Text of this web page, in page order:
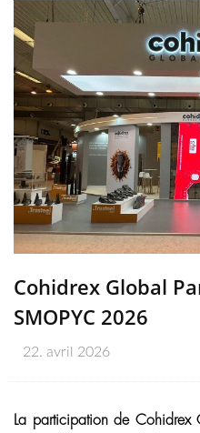
Cohidrex Global
SMOPYC 2026
22. avril 2026
La participation de